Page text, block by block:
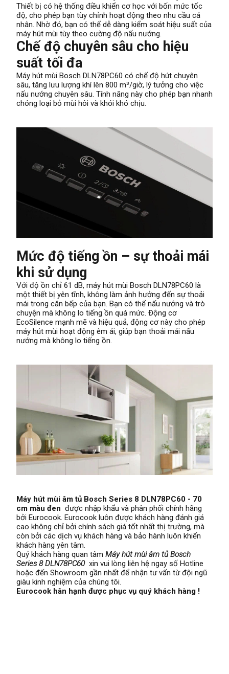
Thiết bị có hệ thống điều khiển cơ học với bốn mức tốc
độ, cho phép bạn tùy chỉnh hoạt động theo nhu cầu cá
nhân. Nhờ đó, bạn có thể dễ dàng kiểm soát hiệu suất của
máy hút mùi tùy theo cường độ nấu nướng.
Chế độ chuyên sâu cho hiệu
suất tối đa
Máy hút mùi Bosch DLN78PC60 có chế độ hút chuyên
sâu, tăng lưu lượng khí lên 800 m³/giờ, lý tưởng cho việc
nấu nướng chuyên sâu. Tính năng này cho phép bạn nhanh
chóng loại bỏ mùi hôi và khói khó chịu.
Mức độ tiếng ồn – sự thoải mái
khi sử dụng
Với độ ồn chỉ 61 dB, máy hút mùi Bosch DLN78PC60 là
một thiết bị yên tĩnh, không làm ảnh hưởng đến sự thoải
mái trong căn bếp của bạn. Bạn có thể nấu nướng và trò
chuyện mà không lo tiếng ồn quá mức. Động cơ
EcoSilence mạnh mẽ và hiệu quả, động cơ này cho phép
máy hút mùi hoạt động êm ái, giúp bạn thoải mái nấu
nướng mà không lo tiếng ồn.
Máy hút mùi âm tủ Bosch Series 8 DLN78PC60 - 70
cm màu đen được nhập khẩu và phân phối chính hãng
bởi Eurocook. Eurocook luôn được khách hàng đánh giá
cao không chỉ bởi chính sách giá tốt nhất thị trường, mà
còn bởi các dịch vụ khách hàng và bảo hành luôn khiến
khách hàng yên tâm.
Quý khách hàng quan tâm Máy hút mùi âm tủ Bosch
Series 8 DLN78PC60 xin vui lòng liên hệ ngay số Hotline
hoặc đến Showroom gần nhất để nhận tư vấn từ đội ngũ
giàu kinh nghiệm của chúng tôi.
Eurocook hân hạnh được phục vụ quý khách hàng !